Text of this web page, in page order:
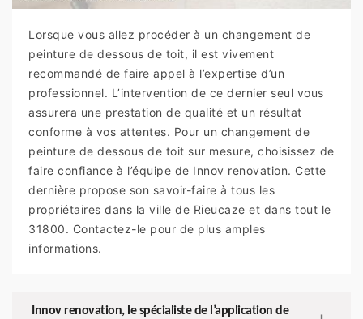
Lorsque vous allez procéder à un changement de
peinture de dessous de toit, il est vivement
recommandé de faire appel à l’expertise d’un
professionnel. L’intervention de ce dernier seul vous
assurera une prestation de qualité et un résultat
conforme à vos attentes. Pour un changement de
peinture de dessous de toit sur mesure, choisissez de
faire confiance à l’équipe de Innov renovation. Cette
dernière propose son savoir-faire à tous les
propriétaires dans la ville de Rieucaze et dans tout le
31800. Contactez-le pour de plus amples
informations.
Innov renovation, le spécialiste de l’application de